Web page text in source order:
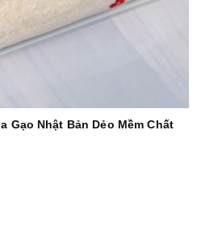
Gạo Nhật Bản Dẻo Mềm Chất